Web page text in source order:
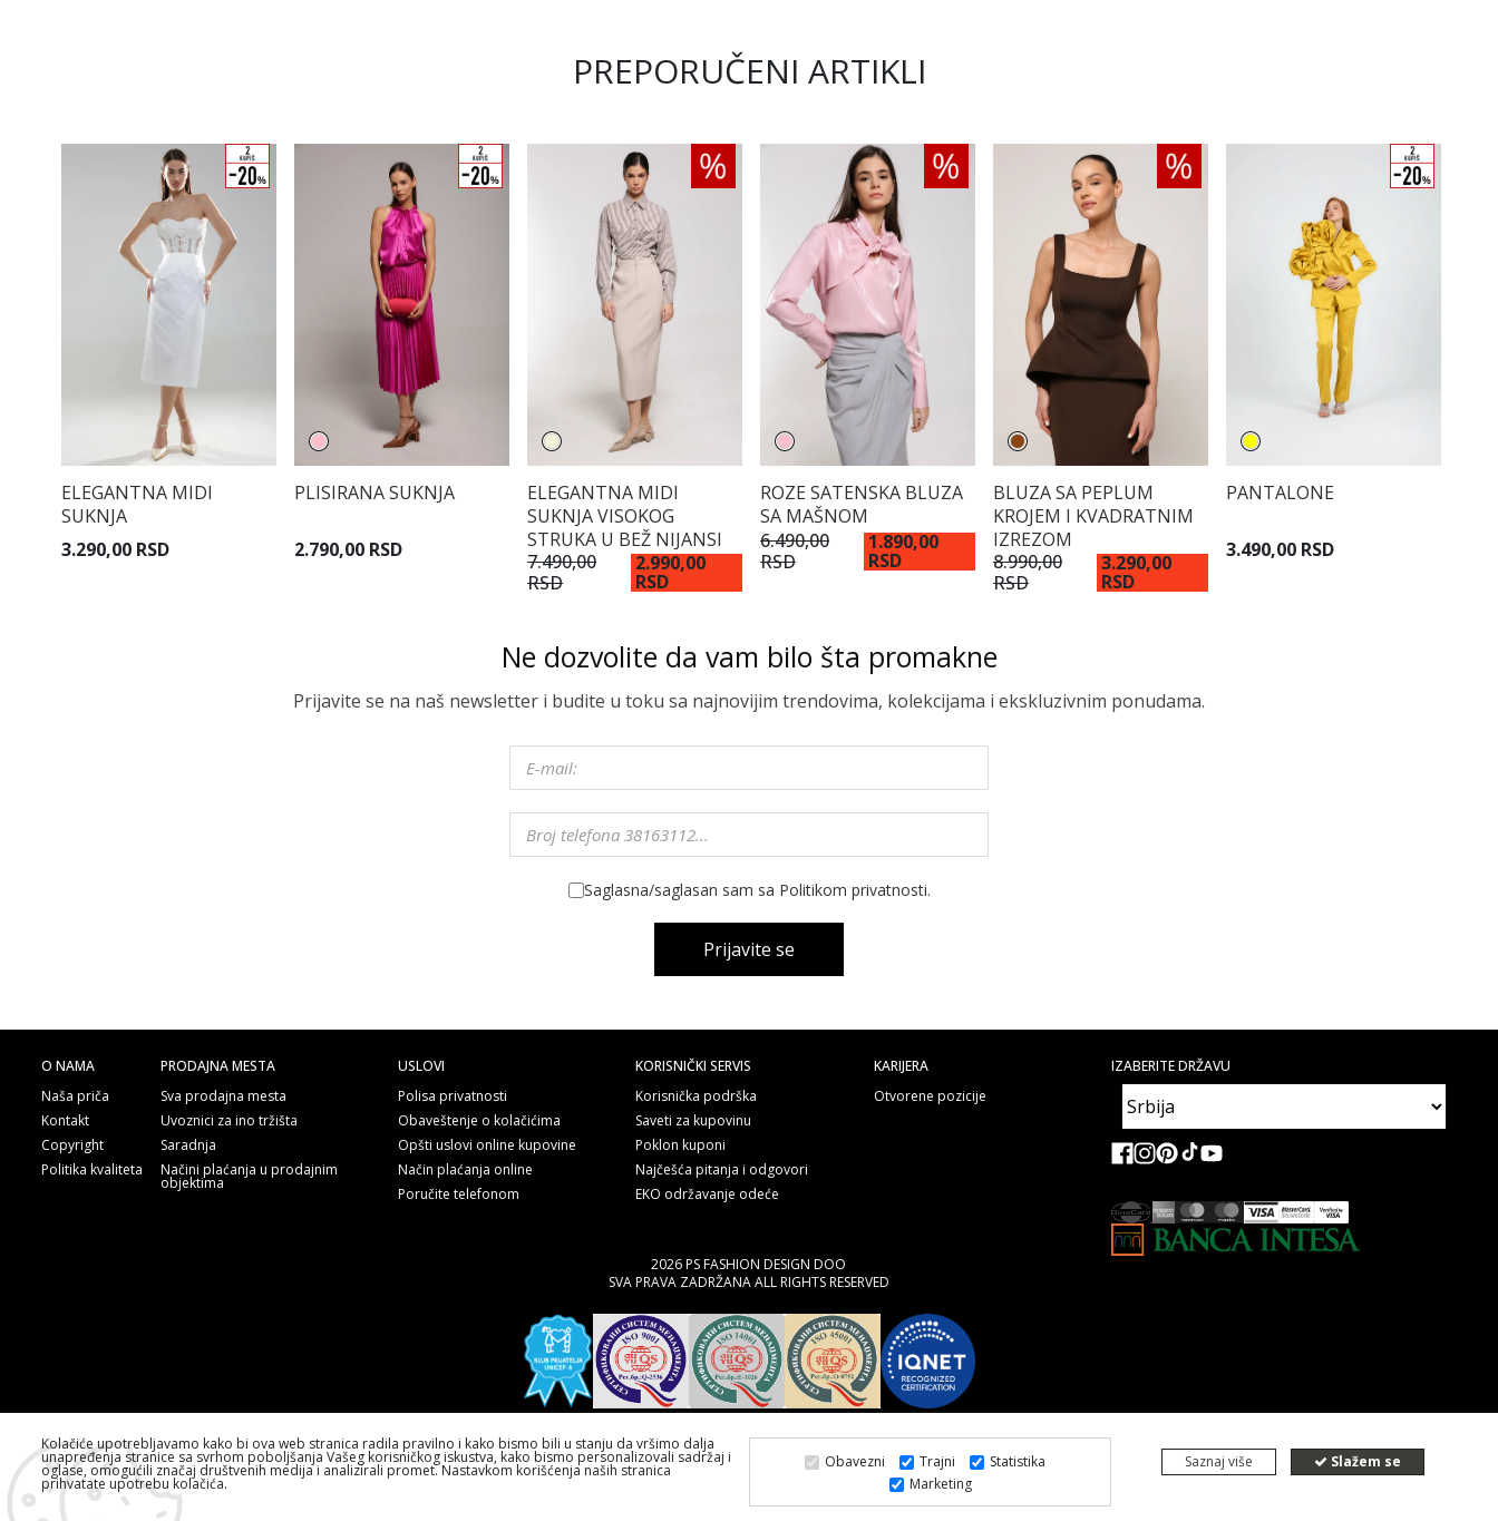
PREPORUČENI ARTIKLI
ELEGANTNA MIDI
SUKNJA
3.290,00 RSD
PLISIRANA SUKNJA
2.790,00 RSD
ELEGANTNA MIDI
SUKNJA VISOKOG
STRUKA U BEŽ NIJANSI
7.490,00
RSD
2.990,00
RSD
ROZE SATENSKA BLUZA
SA MAŠNOM
6.490,00
RSD
1.890,00
RSD
BLUZA SA PEPLUM
KROJEM I KVADRATNIM
IZREZOM
8.990,00
RSD
3.290,00
RSD
PANTALONE
3.490,00 RSD
Ne dozvolite da vam bilo šta promakne
Prijavite se na naš newsletter i budite u toku sa najnovijim trendovima, kolekcijama i ekskluzivnim ponudama.
Saglasna/saglasan sam sa Politikom privatnosti.
Prijavite se
O NAMA
Naša priča
Kontakt
Copyright
Politika kvaliteta
PRODAJNA MESTA
Sva prodajna mesta
Uvoznici za ino tržišta
Saradnja
Načini plaćanja u prodajnim
objektima
USLOVI
Polisa privatnosti
Obaveštenje o kolačićima
Opšti uslovi online kupovine
Način plaćanja online
Poručite telefonom
KORISNIČKI SERVIS
Korisnička podrška
Saveti za kupovinu
Poklon kuponi
Najčešća pitanja i odgovori
EKO održavanje odeće
KARIJERA
Otvorene pozicije
IZABERITE DRŽAVU
2026 PS FASHION DESIGN DOO
SVA PRAVA ZADRŽANA ALL RIGHTS RESERVED
Kolačiće upotrebljavamo kako bi ova web stranica radila pravilno i kako bismo bili u stanju da vršimo dalja
unapređenja stranice sa svrhom poboljšanja Vašeg korisničkog iskustva, kako bismo personalizovali sadržaj i
oglase, omogućili značaj društvenih medija i analizirali promet. Nastavkom korišćenja naših stranica
prihvatate upotrebu kolačića.
Obavezni Trajni
Statistika
Marketing
Saznaj više Slažem se